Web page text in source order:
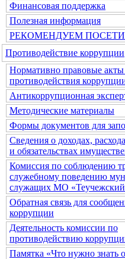
Финансовая поддержка
Полезная информация
РЕКОМЕНДУЕМ
Противодействие коррупции
Нормативно правовые акты
противодействия
Антикоррупционная
Методические материалы
Формы документов для
Сведения о доходах,
и обязательствах
Комиссия по соблюдению
служебному поведению
служащих МО «Теучежский
Обратная связь для
коррупции
Деятельность комиссии по
противодействию
Памятка «Что нужно знать